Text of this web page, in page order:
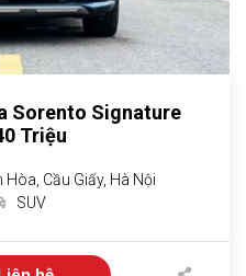
Sorento Signature
Triệu
Cầu Giấy, Hà Nội
SUV